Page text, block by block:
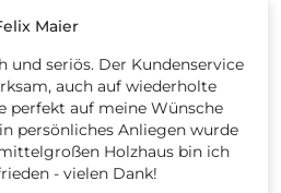
Maier
und seriös. Der Kundenservice
auch auf wiederholte
perfekt auf meine Wünsche
persönliches Anliegen wurde
Holzhaus bin ich
- vielen Dank!